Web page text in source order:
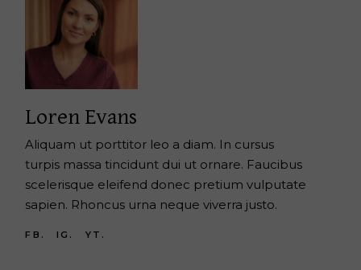
Loren Evans
Aliquam ut porttitor leo a diam. In cursus
turpis massa tincidunt dui ut ornare. Faucibus
scelerisque eleifend donec pretium vulputate
sapien. Rhoncus urna neque viverra justo.
FB. IG. YT.